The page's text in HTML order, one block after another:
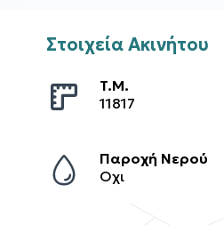
Στοιχεία Ακινήτου
T.M.
11817
Παροχή Νερού
Οχι